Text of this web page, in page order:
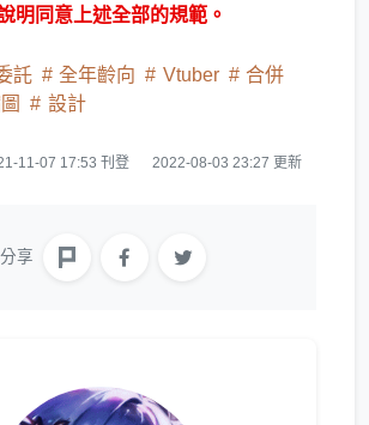
明同意上述全部的規範。
託 全年齡向 Vtuber
合併
設計
11-07 17:53 刊登 2022-08-03 23:27 更新
分享